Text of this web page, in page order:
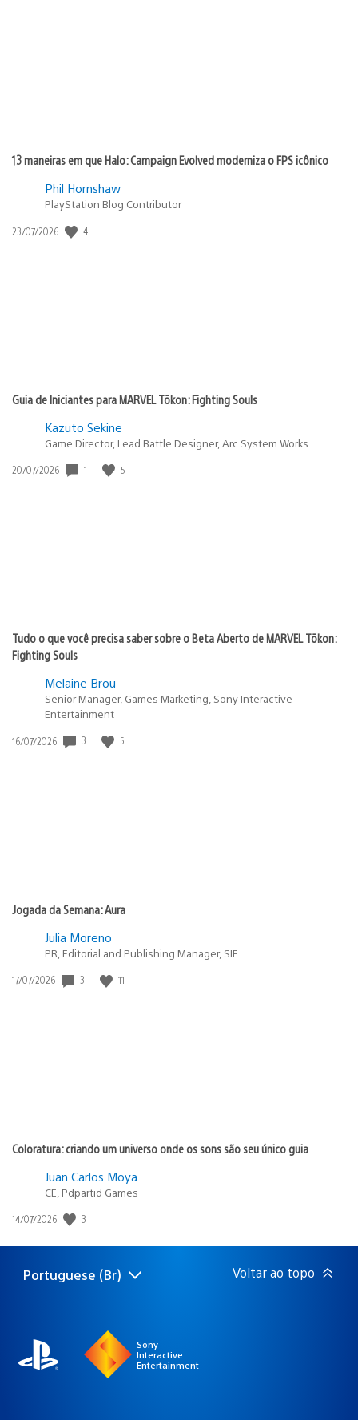
13 maneiras em que Halo: Campaign Evolved moderniza o FPS icônico
Phil Hornshaw
PlayStation Blog Contributor
Data
23/07/2026 4
Guia de Iniciantes para MARVEL Tōkon: Fighting Souls
Kazuto Sekine
Game Director, Lead Battle Designer, Arc System Works
Data
20/07/2026 1 5
Tudo o que você precisa saber sobre o Beta Aberto de MARVEL Tōkon:
Fighting Souls
Melaine Brou
Senior Manager, Games Marketing, Sony Interactive
Entertainment
Data
16/07/2026 3 5
Jogada da Semana: Aura
Julia Moreno
PR, Editorial and Publishing Manager, SIE
Data
17/07/2026 3 11
Coloratura: criando um universo onde os sons são seu único guia
Juan Carlos Moya
CE, Pdpartid Games
Data
publicação:
14/07/2026 3
Selecione
uma
Região
atual:
Portuguese (Br) Voltar ao topo
Sony
Interactive
Entertainment